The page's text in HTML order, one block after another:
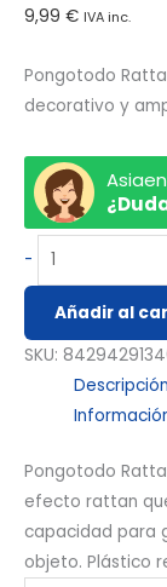
9,99 € IVA inc.
Pongotodo
decorativo y
-
Añadir al
SKU:
Descripción
Pongotodo
efecto rattan
capacidad para
objeto. Plástico